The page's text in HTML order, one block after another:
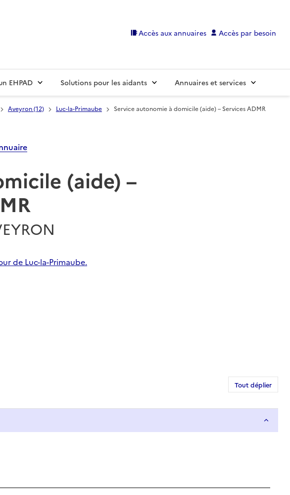
Accès aux annuaires Accès par besoin
EHPAD Solutions pour les aidants Annuaires et services
Aveyron (12) Luc-la-Primaube Service autonomie à domicile (aide) – Services ADMR
(aide) –
de Luc-la-Primaube.
Tout déplier